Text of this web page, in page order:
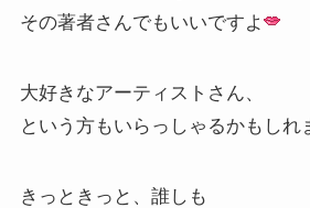
その著者さんでもいいですよ
大好きなアーティストさん、
という方もいらっしゃるかもしれ
きっときっと、誰しも